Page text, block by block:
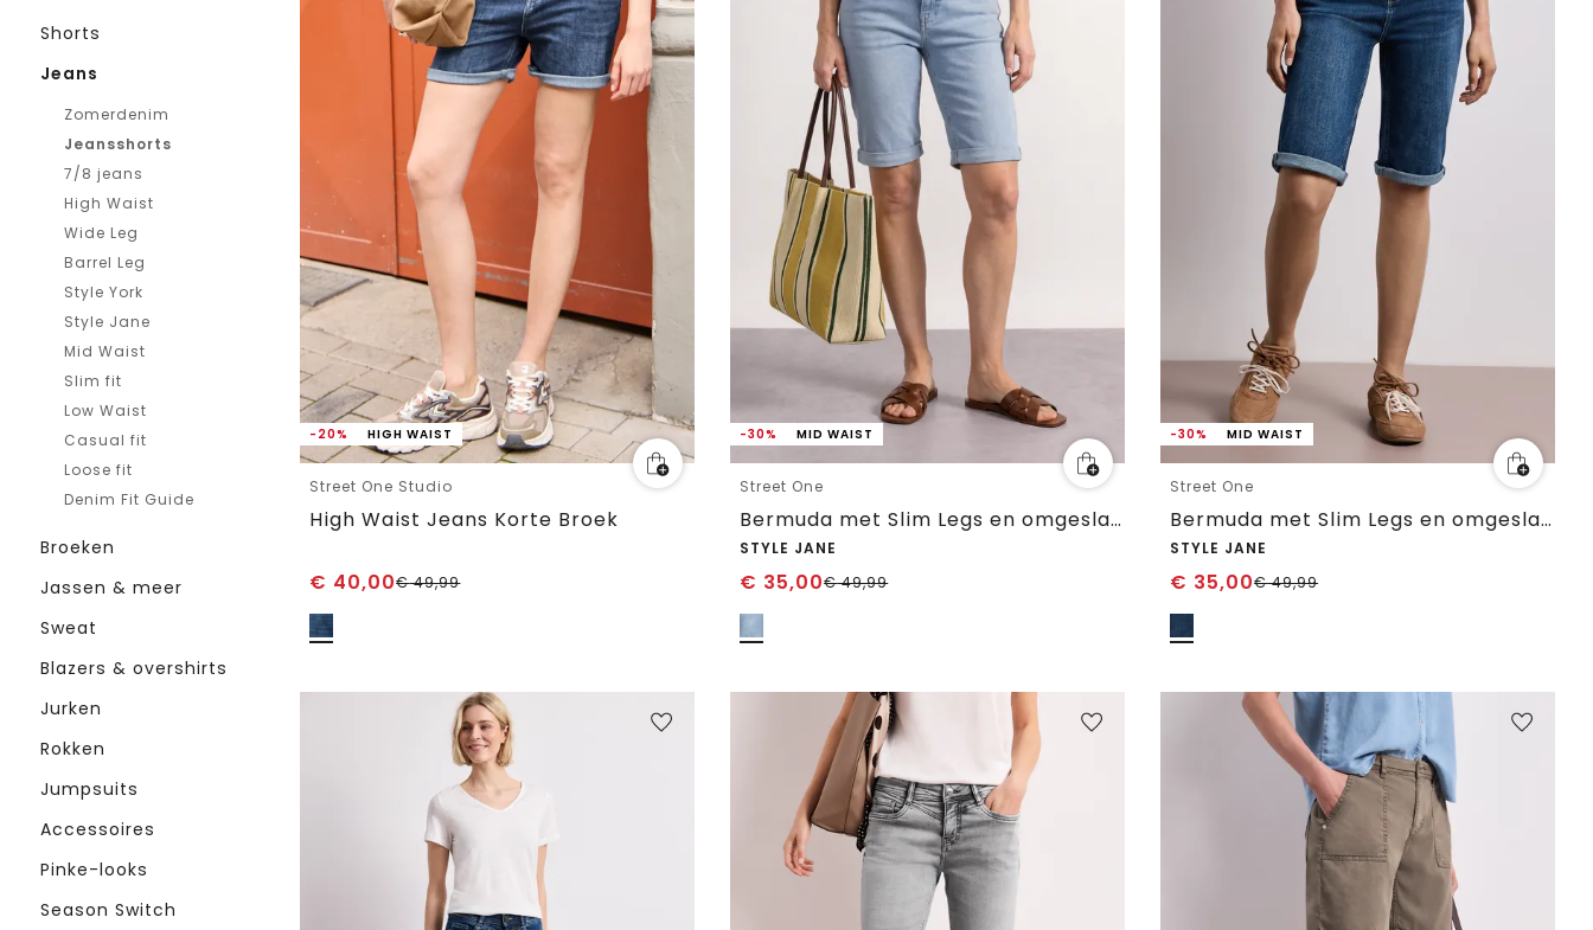
Shorts
Jeans
Zomerdenim
Jeansshorts
7/8 jeans
High Waist
Wide Leg
Barrel Leg
Style York
Style Jane
Mid Waist
Slim fit
Low Waist
Casual fit
Loose fit
Denim Fit Guide
Broeken
Jassen & meer
Sweat
Blazers & overshirts
Jurken
Rokken
Jumpsuits
Accessoires
Pinke-looks
Season Switch
-20% HIGH WAIST
Street One Studio
High Waist Jeans Korte Broek
€ 40,00€49,99
-30% MID WAIST
Street One
Bermuda met Slim Legs en omgeslagen detail
STYLE JANE
€ 35,00€49,99
-30% MID WAIST
Street One
Bermuda met Slim Legs en omgeslagen detail
STYLE JANE
€ 35,00€49,99